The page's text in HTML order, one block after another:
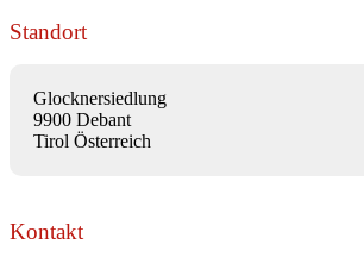
Standort
Glocknersiedlung
9900 Debant
Tirol Österreich
Kontakt